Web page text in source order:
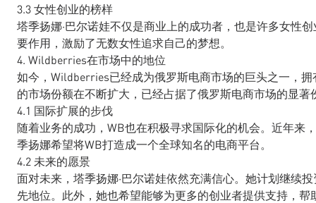
3.3 女性创业的榜样
塔季扬娜·巴尔诺娃不仅是商业上的成功者，也是许多女性
要作用，激励了无数女性追求自己的梦想。
4. Wildberries在市场中的地位
如今，Wildberries已经成为俄罗斯电商市场的巨头之一，
的市场份额在不断扩大，已经占据了俄罗斯电商市场的显著
4.1 国际扩展的步伐
随着业务的成功，WB也在积极寻求国际化的机会。近年来
季扬娜希望将WB打造成一个全球知名的电商平台。
4.2 未来的愿景
面对未来，塔季扬娜·巴尔诺娃依然充满信心。她计划继续
先地位。此外，她也希望能够为更多的创业者提供支持，